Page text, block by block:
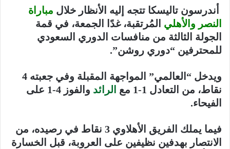
أندرسون تاليسكا تتجه إليه الأنظار خلال مباراة
النصر والأهلي المُرتقبة، غدًا الجمعة، في قمة
الجولة الثالثة من منافسات الدوري السعودي
للمحترفين “دوري روشن”.
ويدخل “العالمي” المواجهة المقبلة وفي جعبته 4
نقاط، من التعادل 1-1 مع
الرائد
والفوز 4-1 على
الفيحاء.
فيما يملك الفريق الأهلاوي 3 نقاط في رصيده، من
الانتصار بهدفين نظيفين على العروبة، قبل الخسارة